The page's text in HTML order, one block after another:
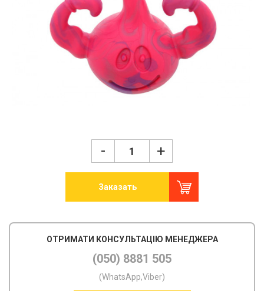
- +
Заказать
ОТРИМАТИ КОНСУЛЬТАЦІЮ МЕНЕДЖЕРА
(050) 8881 505
(WhatsApp,Viber)